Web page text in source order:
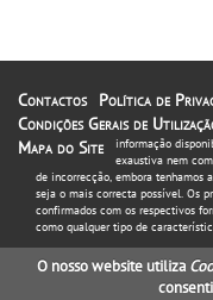
Contactos
Política de
Condições Gerais de
Mapa do Site
informação
exaustiva nem
de incorrecção, embora tenhamos
seja o mais correcta possível. Os
confirmados com os respectivos
como qualquer tipo de
O nosso website utiliza